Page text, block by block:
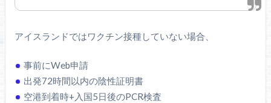
アイスランドではワクチン接種していない場合、
事前にWeb申請
出発72時間以内の陰性証明書
空港到着時+入国5日後のPCR検査